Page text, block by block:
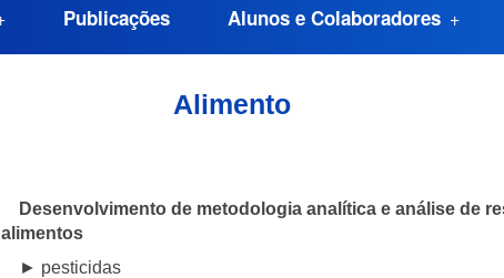
Publicações Alunos e Colaboradores
Alimento
Desenvolvimento de metodologia analítica e análise de
alimentos
► pesticidas